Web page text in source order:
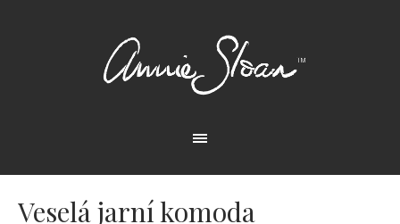
Veselá jarní komoda